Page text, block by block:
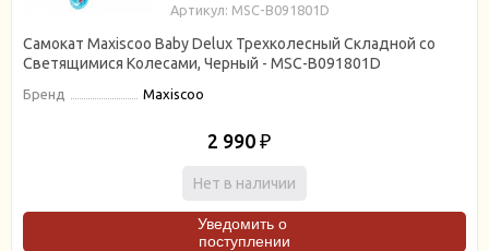
Артикул: MSC-B091801D
Самокат Maxiscoo Baby Delux Трехколесный Складной со
Светящимися Колесами, Черный - MSC-B091801D
Бренд Maxiscoo
2 990 ₽
Нет в наличии
Уведомить о
поступлении